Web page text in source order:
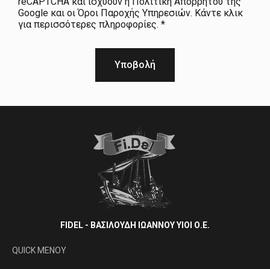
Google και οι Όροι Παροχής Υπηρεσιών. Κάντε κλικ
για περισσότερες πληροφορίες. *
FIDEL - ΒΑΣΙΛΟΥΔΗ ΙΩΑΝΝΟΥ ΥΙΟΙ Ο.Ε.
QUICK MENOY